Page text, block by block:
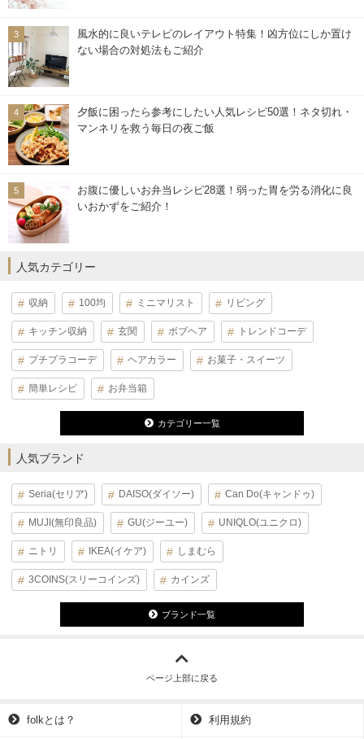
風水的に良いテレビのレイアウト特集！凶方位にしか置け
ない場合の対処法もご紹介
夕飯に困ったら参考にしたい人気レシピ50選！ネタ切れ・
マンネリを救う毎日の夜ご飯
お腹に優しいお弁当レシピ28選！弱った胃を労る消化に良
いおかずをご紹介！
人気カテゴリー
収納 100均 ミニマリスト リビング
キッチン収納 玄関 ボブヘア トレンドコーデ
プチプラコーデ ヘアカラー お菓子・スイーツ
簡単レシピ お弁当箱
カテゴリー一覧
人気ブランド
Seria(セリア) DAISO(ダイソー) Can Do(キャンドゥ)
MUJI(無印良品) GU(ジーユー) UNIQLO(ユニクロ)
ニトリ IKEA(イケア) しまむら
3COINS(スリーコインズ) カインズ
ブランド一覧
ページ上部に戻る
folkとは？ 利用規約